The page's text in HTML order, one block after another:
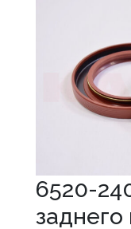
6520-